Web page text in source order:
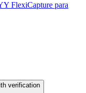
FlexiCapture para
verification